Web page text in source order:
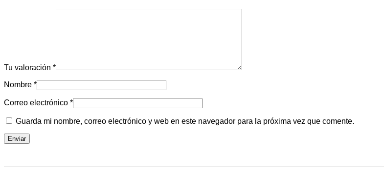
Tu valoración *
Nombre *
Correo electrónico *
Guarda mi nombre, correo electrónico y web en este navegador para la próxima vez que comente.